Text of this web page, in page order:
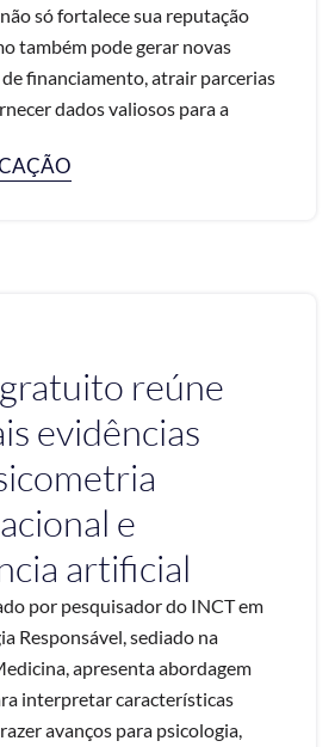
só fortalece sua reputação
também pode gerar novas
financiamento, atrair parcerias
dados valiosos para a
reúne
evidências
e
artificial
por pesquisador do INCT em
Responsável, sediado na
apresenta abordagem
interpretar características
avanços para psicologia,